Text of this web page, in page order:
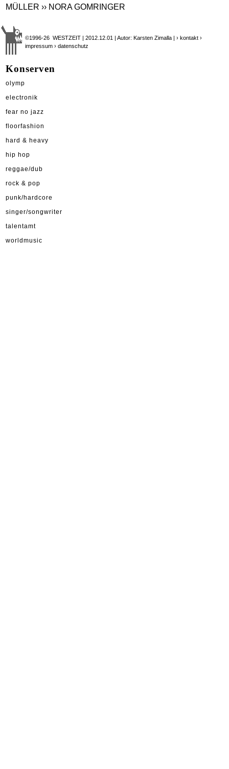
MÜLLER ›› NORA GOMRINGER
©1996-26 WESTZEIT | 2012.12.01 | Autor: Karsten Zimalla |› kontakt ›
impressum › datenschutz
Konserven
olymp
electronik
fear no jazz
floorfashion
hard & heavy
hip hop
reggae/dub
rock & pop
punk/hardcore
singer/songwriter
talentamt
worldmusic